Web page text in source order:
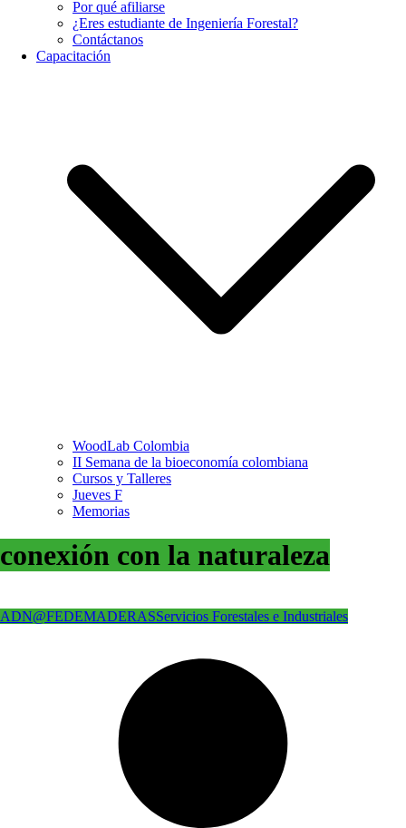
Por qué afiliarse
¿Eres estudiante de Ingeniería Forestal?
Contáctanos
Capacitación
WoodLab Colombia
II Semana de la bioeconomía colombiana
Cursos y Talleres
Jueves F
Memorias
conexión con la naturaleza
ADN@FEDEMADERASServicios Forestales e Industriales